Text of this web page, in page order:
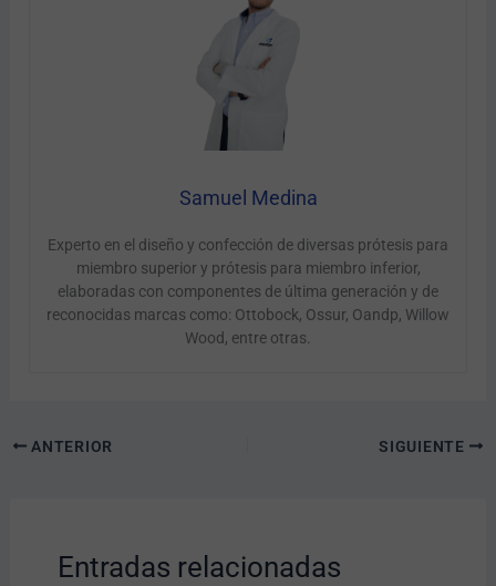
Samuel Medina
Experto en el diseño y confección de diversas prótesis para
miembro superior y prótesis para miembro inferior,
elaboradas con componentes de última generación y de
reconocidas marcas como: Ottobock, Ossur, Oandp, Willow
Wood, entre otras.
ANTERIOR SIGUIENTE
Entradas relacionadas